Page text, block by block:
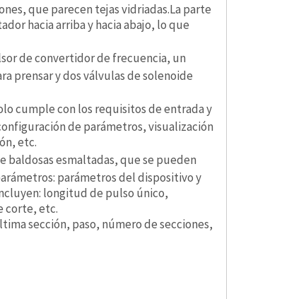
que parecen tejas vidriadas.La parte
hacia arriba y hacia abajo, lo que
de convertidor de frecuencia, un
prensar y dos válvulas de solenoide
cumple con los requisitos de entrada y
de parámetros, visualización
etc.
baldosas esmaltadas, que se pueden
parámetros del dispositivo y
longitud de pulso único,
corte, etc.
sección, paso, número de secciones,